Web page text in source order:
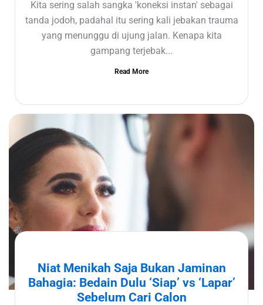
Kita sering salah sangka 'koneksi instan' sebagai
tanda jodoh, padahal itu sering kali jebakan trauma
yang menunggu di ujung jalan. Kenapa kita
gampang terjebak...
Read More
Niat Menikah Saja Bukan Jaminan
Bahagia: Bedain Dulu ‘Siap’ vs ‘Lapar’
Sebelum Cari Calon